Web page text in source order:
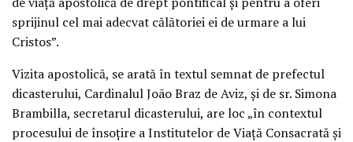
sprijinul cel mai adecvat călătoriei ei de urmare a lui
Cristos”.
Vizita apostolică, se arată în textul semnat de prefectul
dicasterului, Cardinalul João Braz de Aviz, și de sr. Simona
Brambilla, secretarul dicasterului, are loc „în contextul
procesului de însoțire a Institutelor de Viață Consacrată și